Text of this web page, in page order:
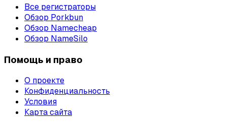
Все регистраторы
Обзор Porkbun
Обзор Namecheap
Обзор NameSilo
Помощь и право
О проекте
Конфиденциальность
Условия
Карта сайта